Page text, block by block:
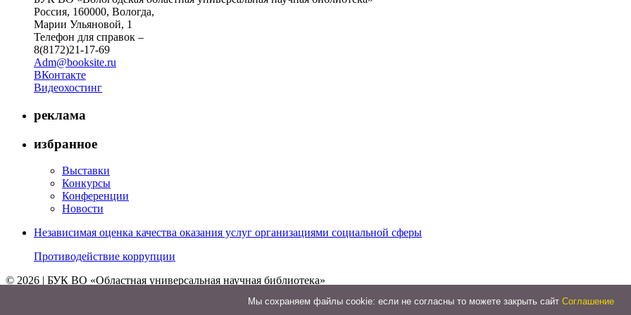
Россия, 160000, Вологда,
Марии Ульяновой, 1
Телефон для справок –
8(8172)21-17-69
Adm@booksite.ru
ВКонтакте
Видеохостинг
реклама
избранное
Выставки
Конкурсы
Конференции
Новости
Независимая оценка качества оказания услуг организациями социальной сферы
Противодействие коррупции
© 2026 | БУК ВО «Областная универсальная научная библиотека»
Мы cохраняем файлы cookie: если не согласны то можете закрыть сайт Соглашение